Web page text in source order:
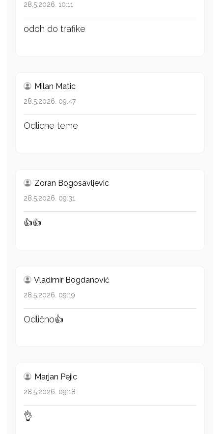
28.5.2026. 10:11
odoh do trafike
Milan Matic
28.5.2026. 09:47
Odlicne teme
Zoran Bogosavljevic
28.5.2026. 09:31
👍👍
Vladimir Bogdanović
28.5.2026. 09:19
Odlično👍
Marjan Pejic
28.5.2026. 09:18
👌